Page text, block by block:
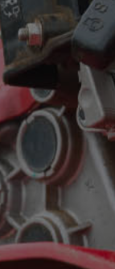
Tøm kurv